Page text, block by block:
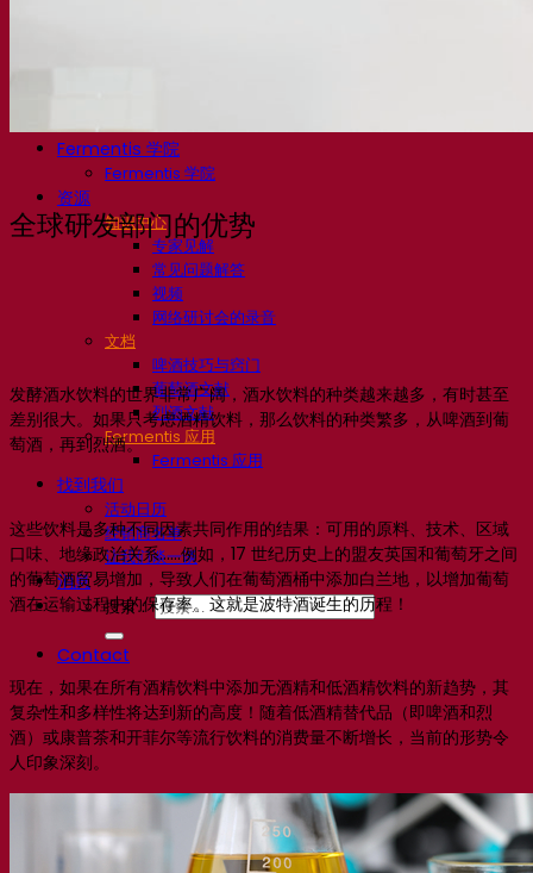
Fermentis 学院
Fermentis 学院
资源
知识中心
专家见解
常见问题解答
视频
网络研讨会的录音
文档
啤酒技巧与窍门
葡萄酒文献
烈酒文献
Fermentis 应用
Fermentis 应用
找到我们
活动日历
经销商名单
让我们谈一谈
消息
搜索：
Contact
全球研发部门的优势
发酵酒水饮料的世界非常广阔，酒水饮料的种类越来越多，有时甚至
差别很大。如果只考虑酒精饮料，那么饮料的种类繁多，从啤酒到葡
萄酒，再到烈酒。
这些饮料是多种不同因素共同作用的结果：可用的原料、技术、区域
口味、地缘政治关系……例如，17 世纪历史上的盟友英国和葡萄牙之间
的葡萄酒贸易增加，导致人们在葡萄酒桶中添加白兰地，以增加葡萄
酒在运输过程中的保存率。这就是波特酒诞生的历程！
现在，如果在所有酒精饮料中添加无酒精和低酒精饮料的新趋势，其
复杂性和多样性将达到新的高度！随着低酒精替代品（即啤酒和烈
酒）或康普茶和开菲尔等流行饮料的消费量不断增长，当前的形势令
人印象深刻。